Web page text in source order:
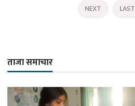
NEXT
LAST
ताजा समाचार